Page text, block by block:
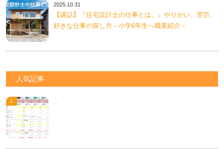
2025.10.31
【講話】『住宅設計士の仕事とは。』やりがい、苦労、
好きな仕事の探し方－小学6年生へ職業紹介－
人気記事
...